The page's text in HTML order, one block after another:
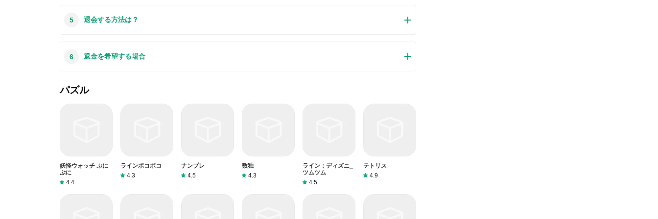
に、どのアカウントを参照しているかを知る必要があります。例えば、FacebookアカウントやYoutubeアカウ
5 退会する方法は？
する場合は、カスタマーサービスにお問い合わせください。
6 返金を希望する場合
い合わせください。私たちに助けを求めても、彼らに連絡する方法を提供する以外の方法もありません。 本サ
パズル
妖怪ウォッチ ぷに
ぷに
4.4
ラインポコポコ
4.3
ナンプレ
4.5
数独
4.3
ライン：ディズニ_
ツムツム
4.5
テトリス
4.9